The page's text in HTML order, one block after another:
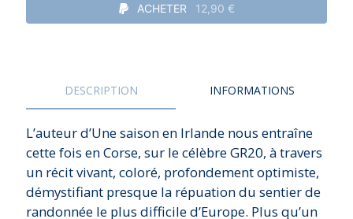
ACHETER 12,90 €
DESCRIPTION INFORMATIONS
L’auteur d’Une saison en Irlande nous entraîne
cette fois en Corse, sur le célèbre GR20, à travers
un récit vivant, coloré, profondement optimiste,
démystifiant presque la répuation du sentier de
randonnée le plus difficile d’Europe. Plus qu’un